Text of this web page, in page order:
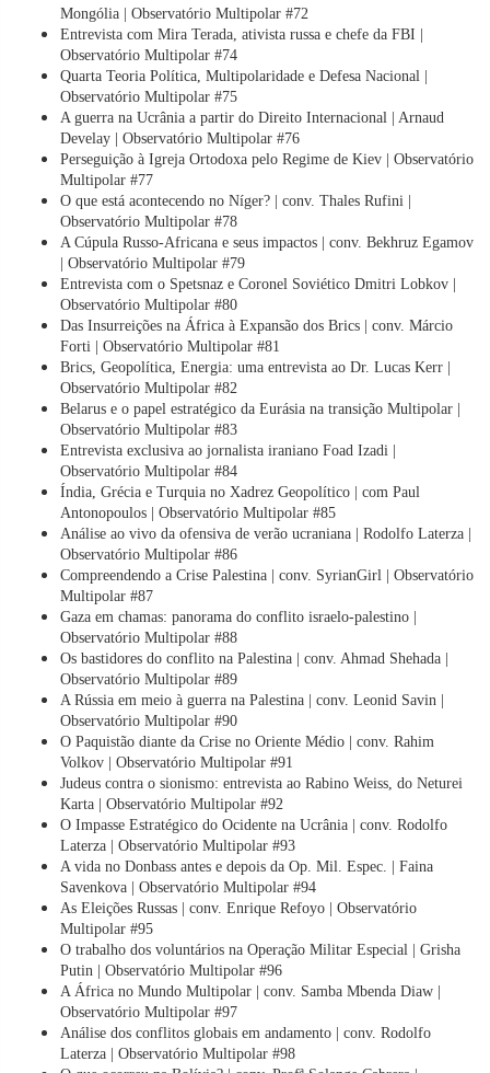
Mongólia | Observatório Multipolar #72
Entrevista com Mira Terada, ativista russa e chefe da FBI |
Observatório Multipolar #74
Quarta Teoria Política, Multipolaridade e Defesa Nacional |
Observatório Multipolar #75
A guerra na Ucrânia a partir do Direito Internacional | Arnaud
Develay | Observatório Multipolar #76
Perseguição à Igreja Ortodoxa pelo Regime de Kiev | Observatório
Multipolar #77
O que está acontecendo no Níger? | conv. Thales Rufini |
Observatório Multipolar #78
A Cúpula Russo-Africana e seus impactos | conv. Bekhruz Egamov
| Observatório Multipolar #79
Entrevista com o Spetsnaz e Coronel Soviético Dmitri Lobkov |
Observatório Multipolar #80
Das Insurreições na África à Expansão dos Brics | conv. Márcio
Forti | Observatório Multipolar #81
Brics, Geopolítica, Energia: uma entrevista ao Dr. Lucas Kerr |
Observatório Multipolar #82
Belarus e o papel estratégico da Eurásia na transição Multipolar |
Observatório Multipolar #83
Entrevista exclusiva ao jornalista iraniano Foad Izadi |
Observatório Multipolar #84
Índia, Grécia e Turquia no Xadrez Geopolítico | com Paul
Antonopoulos | Observatório Multipolar #85
Análise ao vivo da ofensiva de verão ucraniana | Rodolfo Laterza |
Observatório Multipolar #86
Compreendendo a Crise Palestina | conv. SyrianGirl | Observatório
Multipolar #87
Gaza em chamas: panorama do conflito israelo-palestino |
Observatório Multipolar #88
Os bastidores do conflito na Palestina | conv. Ahmad Shehada |
Observatório Multipolar #89
A Rússia em meio à guerra na Palestina | conv. Leonid Savin |
Observatório Multipolar #90
O Paquistão diante da Crise no Oriente Médio | conv. Rahim
Volkov | Observatório Multipolar #91
Judeus contra o sionismo: entrevista ao Rabino Weiss, do Neturei
Karta | Observatório Multipolar #92
O Impasse Estratégico do Ocidente na Ucrânia | conv. Rodolfo
Laterza | Observatório Multipolar #93
A vida no Donbass antes e depois da Op. Mil. Espec. | Faina
Savenkova | Observatório Multipolar #94
As Eleições Russas | conv. Enrique Refoyo | Observatório
Multipolar #95
O trabalho dos voluntários na Operação Militar Especial | Grisha
Putin | Observatório Multipolar #96
A África no Mundo Multipolar | conv. Samba Mbenda Diaw |
Observatório Multipolar #97
Análise dos conflitos globais em andamento | conv. Rodolfo
Laterza | Observatório Multipolar #98